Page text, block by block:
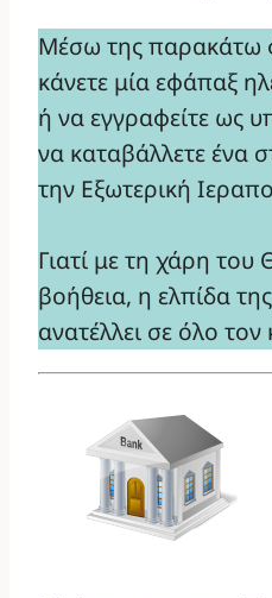
Μέσω της παρακάτω
κάνετε μία εφάπαξ
ή να εγγραφείτε ως
να καταβάλλετε ένα
την Εξωτερική
Γιατί με τη χάρη του
βοήθεια, η ελπίδα
ανατέλλει σε όλο